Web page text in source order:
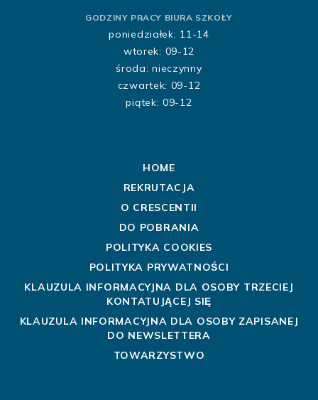
GODZINY PRACY BIURA SZKOŁY
poniedziałek: 11-14
wtorek: 09-12
środa: nieczynny
czwartek: 09-12
piątek: 09-12
HOME
REKRUTACJA
O CRESCENTII
DO POBRANIA
POLITYKA COOKIES
POLITYKA PRYWATNOŚCI
KLAUZULA INFORMACYJNA DLA OSOBY TRZECIEJ
KONTATUJĄCEJ SIĘ
KLAUZULA INFORMACYJNA DLA OSOBY ZAPISANEJ
DO NEWSLETTERA
TOWARZYSTWO